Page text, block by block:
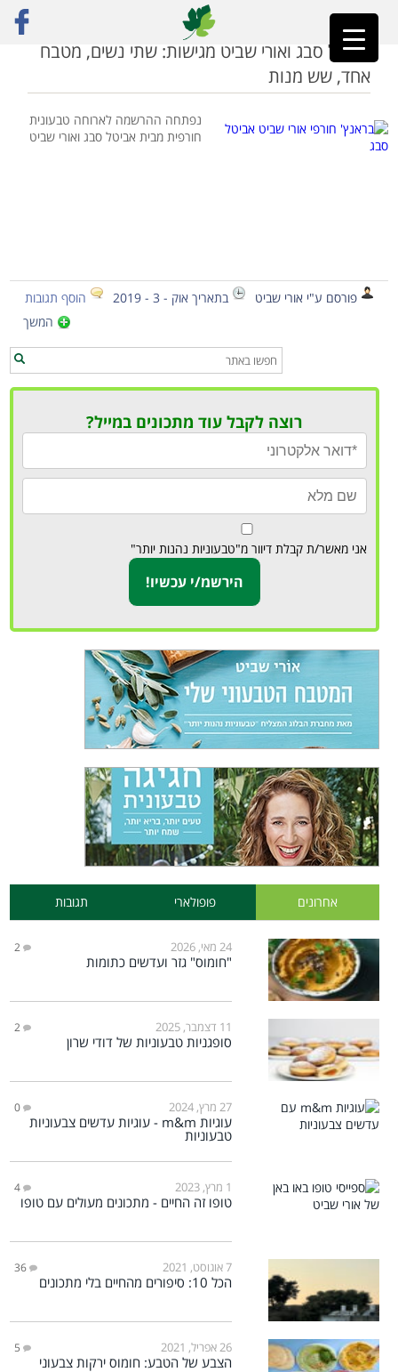
ראשי»אביטל סבג
אביטל סבג ואורי שביט מגישות: שתי נשים, מטבח
אחד, שש מנות
נפתחה ההרשמה לארוחה טבעונית
חורפית מבית אביטל סבג ואורי שביט
פורסם ע"י אורי שביט בתאריך אוק - 3 - 2019
הוסף תגובות
המשך
רוצה לקבל עוד מתכונים במייל?
אני מאשר/ת קבלת דיוור מ"טבעוניות נהנות יותר"
אחרונים פופולארי תגובות
24 מאי, 2026 2
"חומוס" גזר ועדשים כתומות
11 דצמבר, 2025 2
סופגניות טבעוניות של דודי שרון
27 מרץ, 2024 0
עוגיות m&m - עוגיות עדשים צבעוניות
טבעוניות
1 מרץ, 2023 4
טופו זה החיים - מתכונים מעולים עם טופו
7 אוגוסט, 2021 36
הכל 10: סיפורים מהחיים בלי מתכונים
26 אפריל, 2021 5
הצבע של הטבע: חומוס ירקות צבעוני